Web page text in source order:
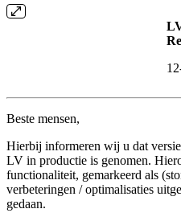
Beste mensen,
Hierbij informeren wij u dat
LV in productie is genomen.
functionaliteit, gemarkeerd als
verbeteringen / optimalisaties
gedaan.